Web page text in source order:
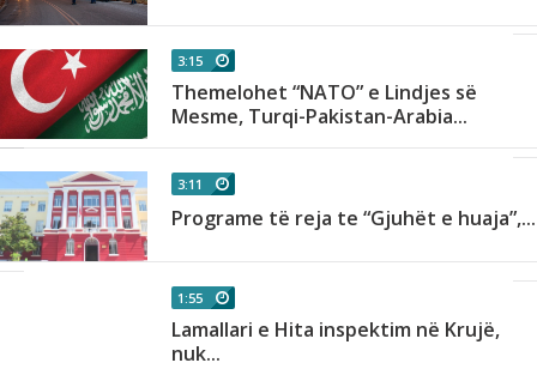
3:15
Themelohet “NATO” e Lindjes së
Mesme, Turqi-Pakistan-Arabia...
3:11
Programe të reja te “Gjuhët e huaja”,...
1:55
Lamallari e Hita inspektim në Krujë,
nuk...